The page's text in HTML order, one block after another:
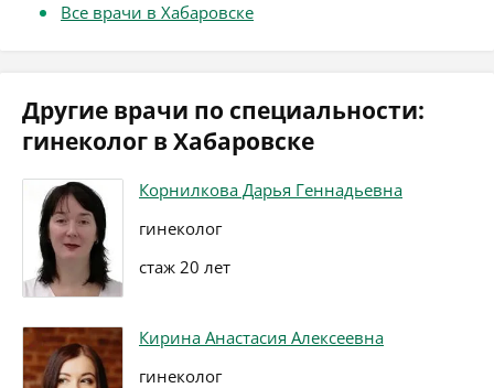
Все врачи в Хабаровске
Другие врачи по специальности:
гинеколог в Хабаровске
Корнилкова Дарья Геннадьевна
гинеколог
стаж 20 лет
Кирина Анастасия Алексеевна
гинеколог